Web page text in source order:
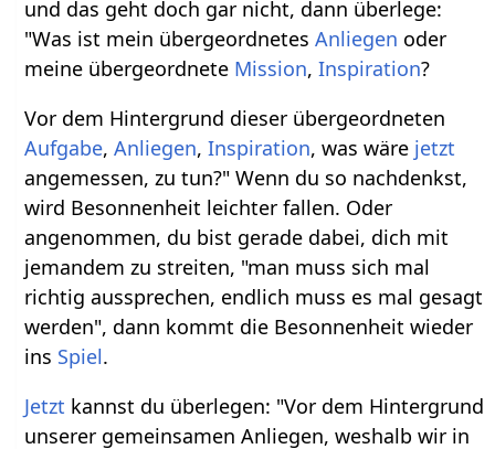
und das geht doch gar nicht, dann überlege:
"Was ist mein übergeordnetesAnliegen oder
meine übergeordnete Mission,Inspiration?
Vor dem Hintergrund dieser übergeordneten
Aufgabe,Anliegen,Inspiration, was wäre jetzt
angemessen, zu tun?" Wenn du so nachdenkst,
wird Besonnenheit leichter fallen. Oder
angenommen, du bist gerade dabei, dich mit
jemandem zu streiten, "man muss sich mal
richtig aussprechen, endlich muss es mal gesagt
werden", dann kommt die Besonnenheit wieder
ins Spiel.
Jetzt kannst du überlegen: "Vor dem Hintergrund
unserer gemeinsamen Anliegen, weshalb wir in